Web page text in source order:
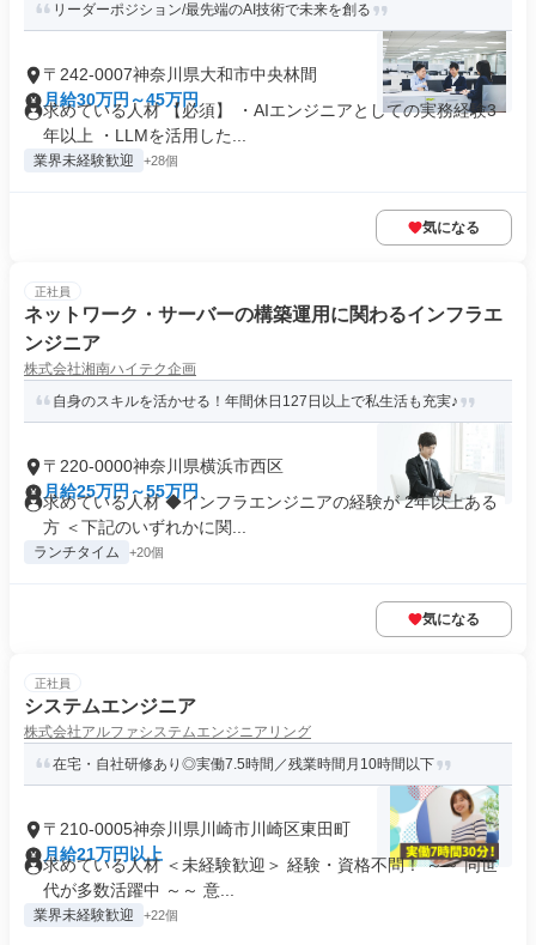
リーダーポジション/最先端のAI技術で未来を創る
〒242-0007神奈川県大和市中央林間
月給30万円～45万円
求めている人材 【必須】 ・AIエンジニアとしての実務経験3
年以上 ・LLMを活用した...
業界未経験歓迎 +28個
気になる
正社員
ネットワーク・サーバーの構築運用に関わるインフラエ
ンジニア
株式会社湘南ハイテク企画
自身のスキルを活かせる！年間休日127日以上で私生活も充実♪
〒220-0000神奈川県横浜市西区
月給25万円～55万円
求めている人材 ◆インフラエンジニアの経験が 2年以上ある
方 ＜下記のいずれかに関...
ランチタイム +20個
気になる
正社員
システムエンジニア
株式会社アルファシステムエンジニアリング
在宅・自社研修あり◎実働7.5時間／残業時間月10時間以下
〒210-0005神奈川県川崎市川崎区東田町
月給21万円以上
求めている人材 ＜未経験歓迎＞ 経験・資格不問！ ～～ 同世
代が多数活躍中 ～～ 意...
業界未経験歓迎 +22個